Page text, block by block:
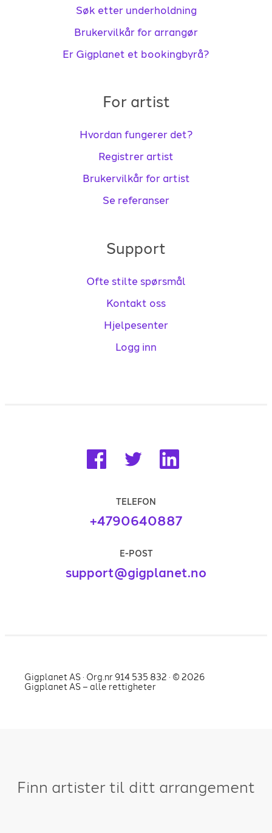
Søk etter underholdning
Brukervilkår for arrangør
Er Gigplanet et bookingbyrå?
For artist
Hvordan fungerer det?
Registrer artist
Brukervilkår for artist
Se referanser
Support
Ofte stilte spørsmål
Kontakt oss
Hjelpesenter
Logg inn
TELEFON
+4790640887
E-POST
support@gigplanet.no
Gigplanet AS · Org.nr 914 535 832 · © 2026
Gigplanet AS – alle rettigheter
Finn artister til ditt arrangement